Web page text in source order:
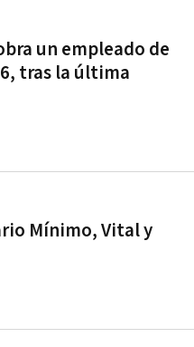
un empleado de
tras la última
Mínimo, Vital y